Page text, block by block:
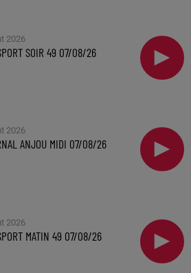
2026
SOIR 49 07/08/26
2026
ANJOU MIDI 07/08/26
2026
MATIN 49 07/08/26